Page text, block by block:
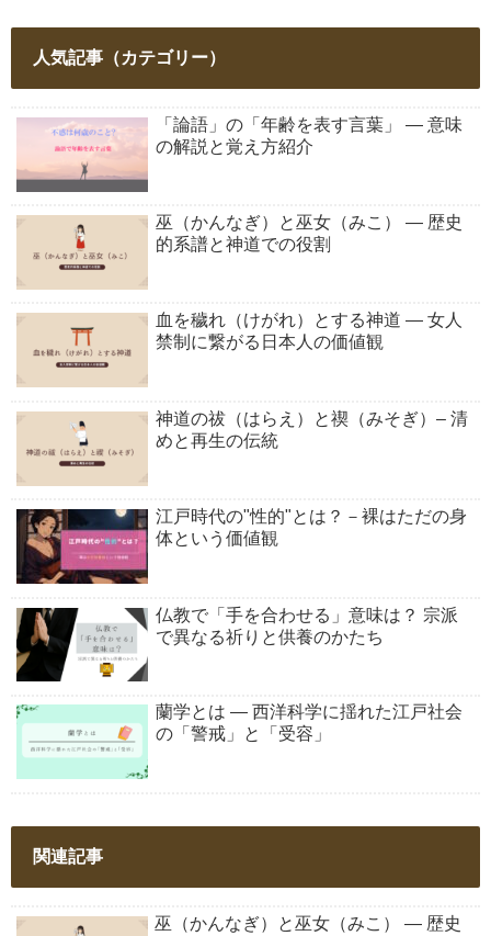
人気記事（カテゴリー）
「論語」の「年齢を表す言葉」 ― 意味
の解説と覚え方紹介
巫（かんなぎ）と巫女（みこ） ― 歴史
的系譜と神道での役割
血を穢れ（けがれ）とする神道 ― 女人
禁制に繋がる日本人の価値観
神道の祓（はらえ）と禊（みそぎ）– 清
めと再生の伝統
江戸時代の"性的"とは？－裸はただの身
体という価値観
仏教で「手を合わせる」意味は？ 宗派
で異なる祈りと供養のかたち
蘭学とは ― 西洋科学に揺れた江戸社会
の「警戒」と「受容」
関連記事
巫（かんなぎ）と巫女（みこ） ― 歴史